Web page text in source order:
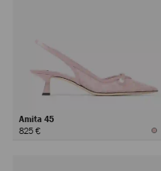
Amita 45
825 €